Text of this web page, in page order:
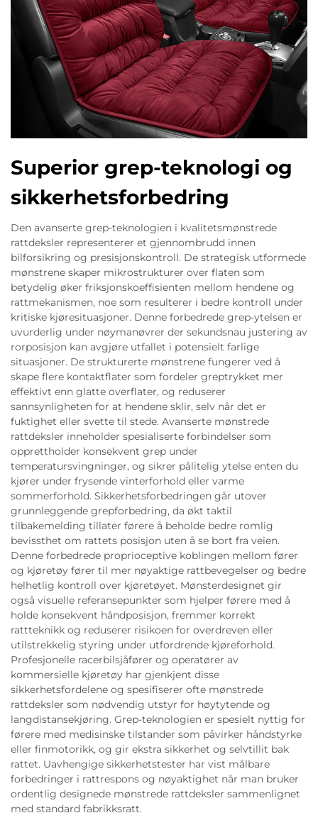
Superior grep-teknologi og
sikkerhetsforbedring
Den avanserte grep-teknologien i kvalitetsmønstrede
rattdeksler representerer et gjennombrudd innen
bilforsikring og presisjonskontroll. De strategisk utformede
mønstrene skaper mikrostrukturer over flaten som
betydelig øker friksjonskoeffisienten mellom hendene og
rattmekanismen, noe som resulterer i bedre kontroll under
kritiske kjøresituasjoner. Denne forbedrede grep-ytelsen er
uvurderlig under nøymanøvrer der sekundsnau justering av
rorposisjon kan avgjøre utfallet i potensielt farlige
situasjoner. De strukturerte mønstrene fungerer ved å
skape flere kontaktflater som fordeler greptrykket mer
effektivt enn glatte overflater, og reduserer
sannsynligheten for at hendene sklir, selv når det er
fuktighet eller svette til stede. Avanserte mønstrede
rattdeksler inneholder spesialiserte forbindelser som
opprettholder konsekvent grep under
temperatursvingninger, og sikrer pålitelig ytelse enten du
kjører under frysende vinterforhold eller varme
sommerforhold. Sikkerhetsforbedringen går utover
grunnleggende grepforbedring, da økt taktil
tilbakemelding tillater førere å beholde bedre romlig
bevissthet om rattets posisjon uten å se bort fra veien.
Denne forbedrede proprioceptive koblingen mellom fører
og kjøretøy fører til mer nøyaktige rattbevegelser og bedre
helhetlig kontroll over kjøretøyet. Mønsterdesignet gir
også visuelle referansepunkter som hjelper førere med å
holde konsekvent håndposisjon, fremmer korrekt
rattteknikk og reduserer risikoen for overdreven eller
utilstrekkelig styring under utfordrende kjøreforhold.
Profesjonelle racerbilsjåfører og operatører av
kommersielle kjøretøy har gjenkjent disse
sikkerhetsfordelene og spesifiserer ofte mønstrede
rattdeksler som nødvendig utstyr for høytytende og
langdistansekjøring. Grep-teknologien er spesielt nyttig for
førere med medisinske tilstander som påvirker håndstyrke
eller finmotorikk, og gir ekstra sikkerhet og selvtillit bak
rattet. Uavhengige sikkerhetstester har vist målbare
forbedringer i rattrespons og nøyaktighet når man bruker
ordentlig designede mønstrede rattdeksler sammenlignet
med standard fabrikksratt.